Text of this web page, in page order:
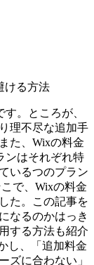
ける方法
。ところが、
理不尽な追加手
た、Wixの料金
ンはそれぞれ特
いるつのプラン
で、Wixの料金
た。この記事を
なるのかはっき
する方法も紹介
し、「追加料金
ズに合わない」